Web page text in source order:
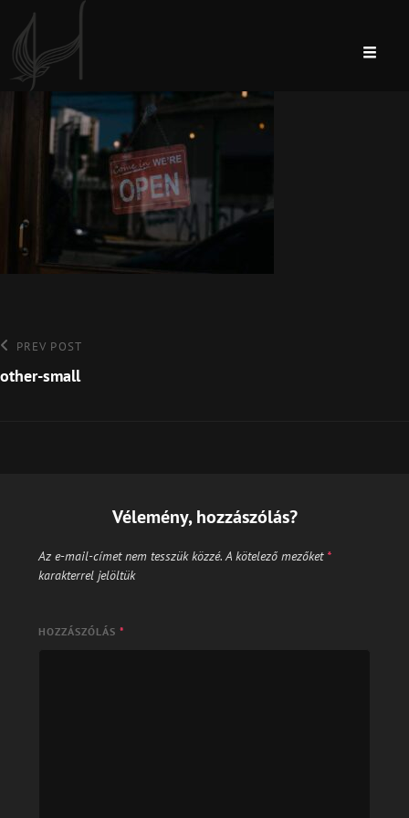
Bejegyzés
navigáció
Previous
Post
PREV POST
other-small
Vélemény, hozzászólás?
Az e-mail-címet nem tesszük közzé. A kötelező mezőket *
karakterrel jelöltük
HOZZÁSZÓLÁS *